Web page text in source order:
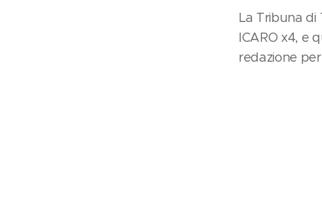
La Tribuna
ICARO x4, e
redazione